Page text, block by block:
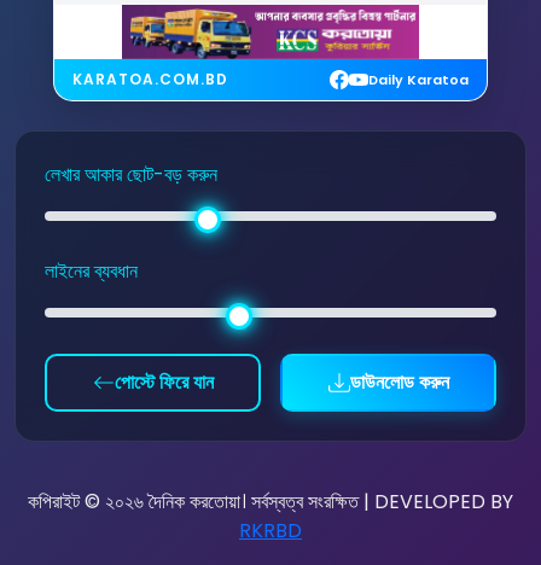
KARATOA.COM.BD Daily Karatoa
লেখার আকার ছোট-বড় করুন
লাইনের ব্যবধান
পোস্টে ফিরে যান ডাউনলোড করুন
কপিরাইট © ২০২৬ দৈনিক করতোয়া। সর্বস্বত্ব সংরক্ষিত | DEVELOPED BY
RKRBD